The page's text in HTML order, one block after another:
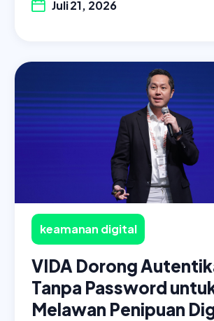
Juli 21, 2026
keamanan digital
VIDA Dorong
Tanpa Password
Melawan Penipuan